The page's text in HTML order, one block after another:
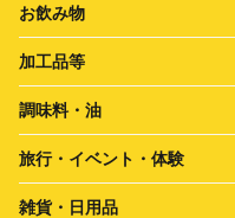
お飲み物
加工品等
調味料・油
旅行・イベント・体験
雑貨・日用品